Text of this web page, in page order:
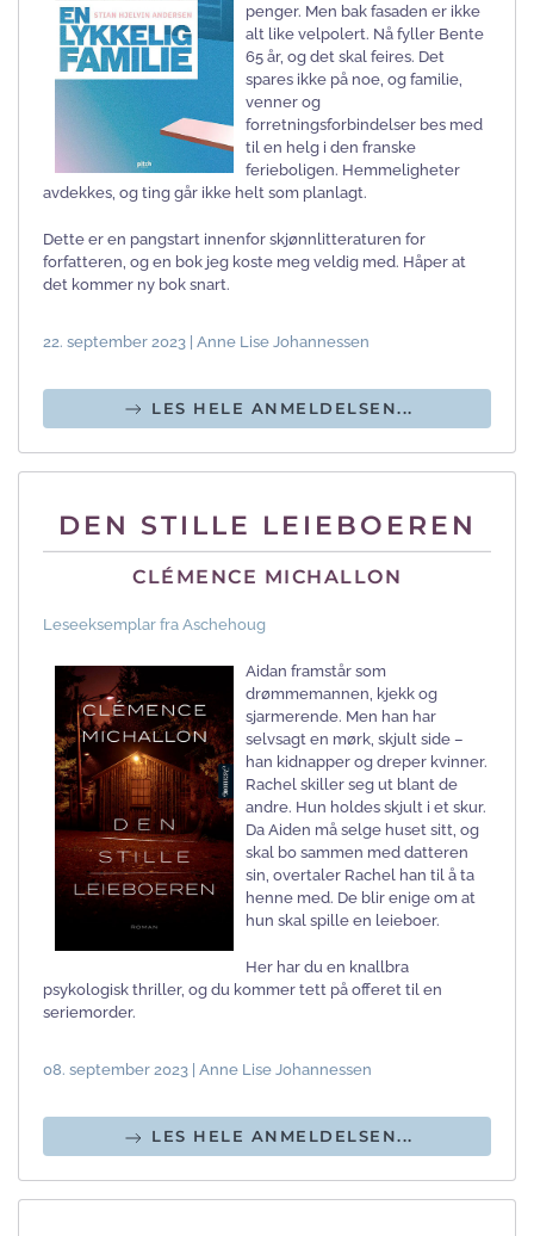
penger. Men bak fasaden er ikke
alt like velpolert. Nå fyller Bente
65 år, og det skal feires. Det
spares ikke på noe, og familie,
venner og
forretningsforbindelser bes med
til en helg i den franske
ferieboligen. Hemmeligheter
avdekkes, og ting går ikke helt som planlagt.
Dette er en pangstart innenfor skjønnlitteraturen for
forfatteren, og en bok jeg koste meg veldig med. Håper at
det kommer ny bok snart.
22. september 2023 | Anne Lise Johannessen
LES HELE ANMELDELSEN...
DEN STILLE LEIEBOEREN
CLÉMENCE MICHALLON
Leseeksemplar fra Aschehoug
Aidan framstår som
drømmemannen, kjekk og
sjarmerende. Men han har
selvsagt en mørk, skjult side –
han kidnapper og dreper kvinner.
Rachel skiller seg ut blant de
andre. Hun holdes skjult i et skur.
Da Aiden må selge huset sitt, og
skal bo sammen med datteren
sin, overtaler Rachel han til å ta
henne med. De blir enige om at
hun skal spille en leieboer.
Her har du en knallbra
psykologisk thriller, og du kommer tett på offeret til en
seriemorder.
08. september 2023 | Anne Lise Johannessen
LES HELE ANMELDELSEN...